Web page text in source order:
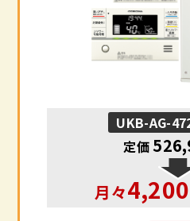
UKB-AG-
定価
月々4,200